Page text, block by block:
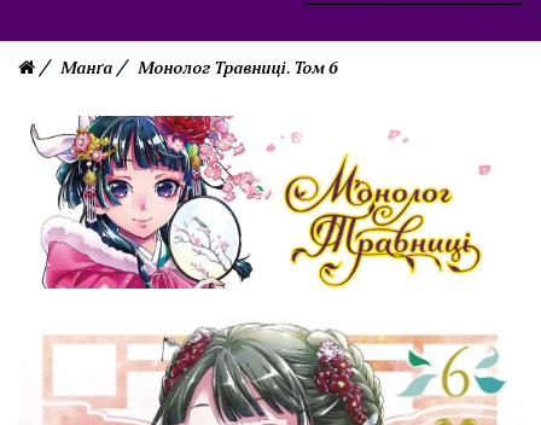
Манґа Монолог Травниці. Том 6